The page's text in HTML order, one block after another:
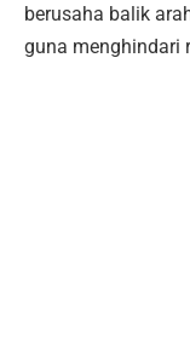
berusaha balik
guna menghindari